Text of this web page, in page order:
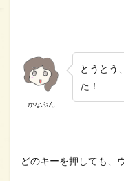
かなぶん
とうとう
た！
どのキーを押しても、